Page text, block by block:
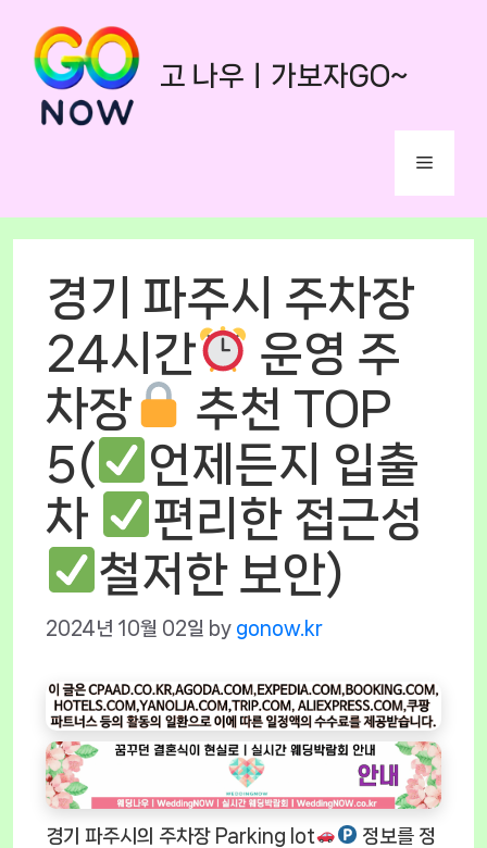
content
고 나우ㅣ가보자GO~
Menu
경기 파주시 주차장
24시간
운영 주
차장
추천 TOP
5(
언제든지 입출
차
편리한 접근성
철저한 보안)
2024년 10월 02일 by gonow.kr
경기 파주시의 주차장 Parking lot
정보를 정